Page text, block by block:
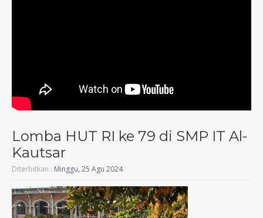
Lomba HUT RI ke 79 di SMP IT Al-
Kautsar
Diterbitkan : Minggu, 25 Agu 2024